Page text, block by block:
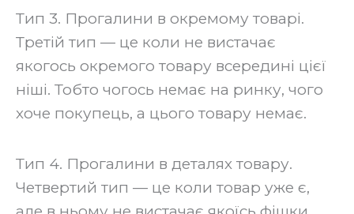
Тип 3. Прогалини в окремому товарі.
Третій тип — це коли не вистачає
якогось окремого товару всередині цієї
ніші. Тобто чогось немає на ринку, чого
хоче покупець, а цього товару немає.
Тип 4. Прогалини в деталях товару.
Четвертий тип — це коли товар уже є,